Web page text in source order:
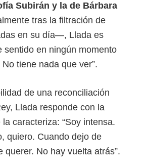
Subirán y la de Bárbara
tras la filtración de
en su día—, Llada es
sentido en ningún momento
tiene nada que ver”.
de una reconciliación
Llada responde con la
caracteriza: “Soy intensa.
quiero. Cuando dejo de
querer. No hay vuelta atrás”.